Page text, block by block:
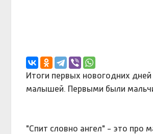
Итоги первых новогодних
малышей. Первыми были
"Спит словно ангел" - это про